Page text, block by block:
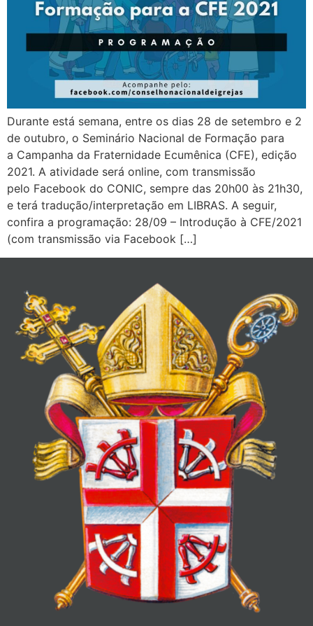
Durante está semana, entre os dias 28 de setembro e 2
de outubro, o Seminário Nacional de Formação para
a Campanha da Fraternidade Ecumênica (CFE), edição
2021. A atividade será online, com transmissão
pelo Facebook do CONIC, sempre das 20h00 às 21h30,
e terá tradução/interpretação em LIBRAS. A seguir,
confira a programação: 28/09 – Introdução à CFE/2021
(com transmissão via Facebook […]